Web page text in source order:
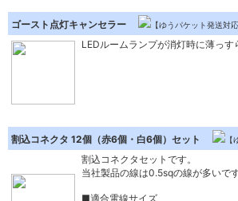
ゴースト点灯キャンセラー 【ゆうパケット発送対
LEDルームランプが消灯時に薄っ
割込コネクタ 12個（赤6個・白6個）セット
割込コネクタセットです。
当社製品の線は0.5sqの線が多いで
■適合電線サイズ